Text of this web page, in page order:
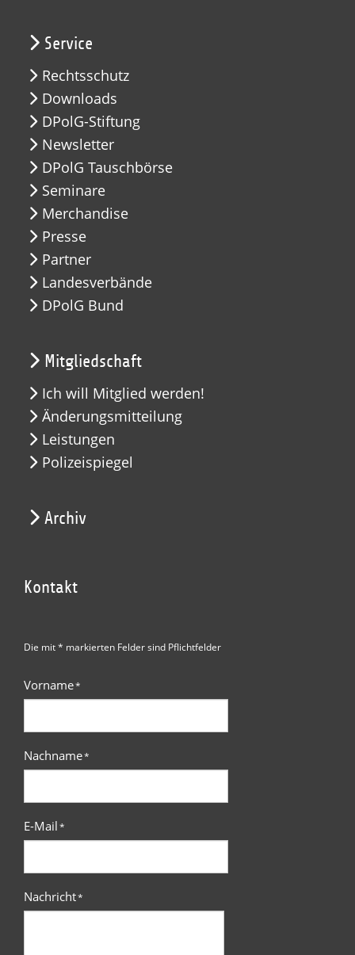
Service
Rechtsschutz
Downloads
DPolG-Stiftung
Newsletter
DPolG Tauschbörse
Seminare
Merchandise
Presse
Partner
Landesverbände
DPolG Bund
Mitgliedschaft
Ich will Mitglied werden!
Änderungsmitteilung
Leistungen
Polizeispiegel
Archiv
Kontakt
Die mit * markierten Felder sind Pflichtfelder
Vorname*
Nachname*
E-Mail*
Nachricht*